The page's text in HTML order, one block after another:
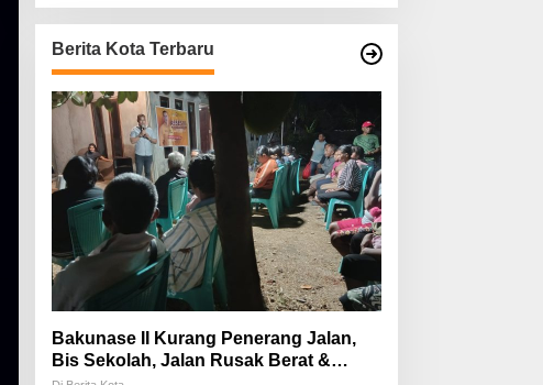
Berita Kota Terbaru
Bakunase II Kurang Penerang Jalan,
Bis Sekolah, Jalan Rusak Berat &